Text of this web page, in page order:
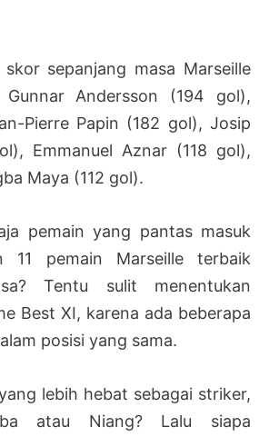
sepanjang masa Marseille
Andersson (194 gol),
Pierre Papin (182 gol), Josip
Emmanuel Aznar (118 gol),
Maya (112 gol).
pemain yang pantas masuk
11 pemain Marseille terbaik
Tentu sulit menentukan
Best XI, karena ada beberapa
posisi yang sama.
lebih hebat sebagai striker,
atau Niang? Lalu siapa